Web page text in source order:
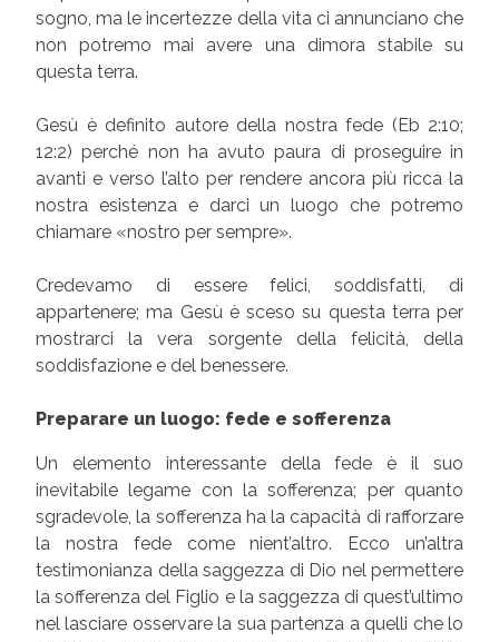
sogno, ma le incertezze della vita ci annunciano che
non potremo mai avere una dimora stabile su
questa terra.
Gesù è definito autore della nostra fede (Eb 2:10;
12:2) perché non ha avuto paura di proseguire in
avanti e verso l’alto per rendere ancora più ricca la
nostra esistenza e darci un luogo che potremo
chiamare «nostro per sempre».
Credevamo di essere felici, soddisfatti, di
appartenere; ma Gesù è sceso su questa terra per
mostrarci la vera sorgente della felicità, della
soddisfazione e del benessere.
Preparare un luogo: fede e sofferenza
Un elemento interessante della fede è il suo
inevitabile legame con la sofferenza; per quanto
sgradevole, la sofferenza ha la capacità di rafforzare
la nostra fede come nient’altro. Ecco un’altra
testimonianza della saggezza di Dio nel permettere
la sofferenza del Figlio e la saggezza di quest’ultimo
nel lasciare osservare la sua partenza a quelli che lo